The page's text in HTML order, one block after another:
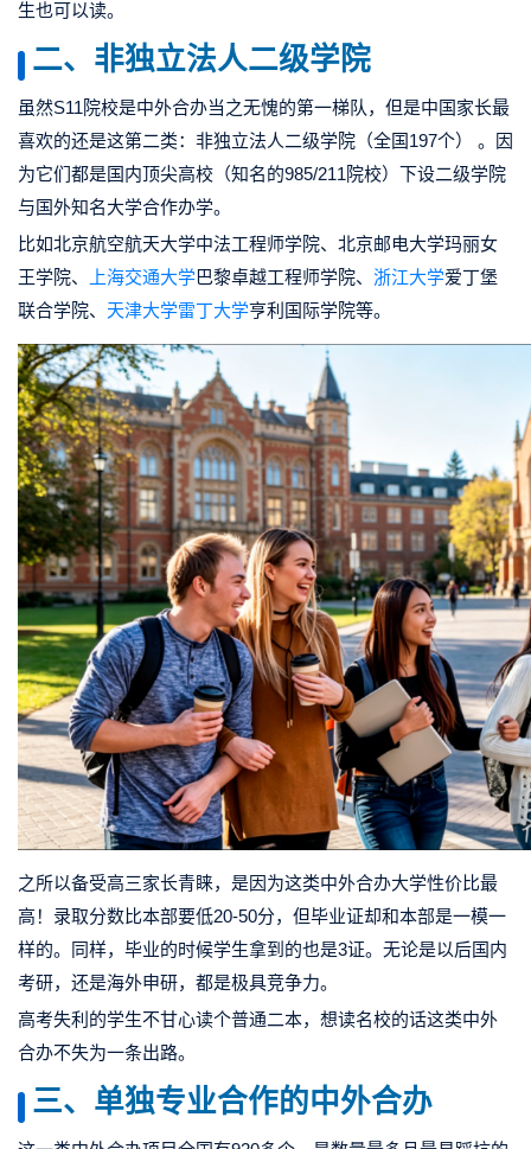
生也可以读。
二、非独立法人二级学院
虽然S11院校是中外合办当之无愧的第一梯队，但是中国家长最
喜欢的还是这第二类：非独立法人二级学院（全国197个） 。因
为它们都是国内顶尖高校（知名的985/211院校）下设二级学院
与国外知名大学合作办学。
比如北京航空航天大学中法工程师学院、北京邮电大学玛丽女
王学院、 上海交通大学巴黎卓越工程师学院、 浙江大学爱丁堡
联合学院、 天津大学雷丁大学亨利国际学院等。
之所以备受高三家长青睐，是因为这类中外合办大学性价比最
高！录取分数比本部要低20-50分，但毕业证却和本部是一模一
样的。同样，毕业的时候学生拿到的也是3证。无论是以后国内
考研，还是海外申研，都是极具竞争力。
高考失利的学生不甘心读个普通二本，想读名校的话这类中外
合办不失为一条出路。
三、单独专业合作的中外合办